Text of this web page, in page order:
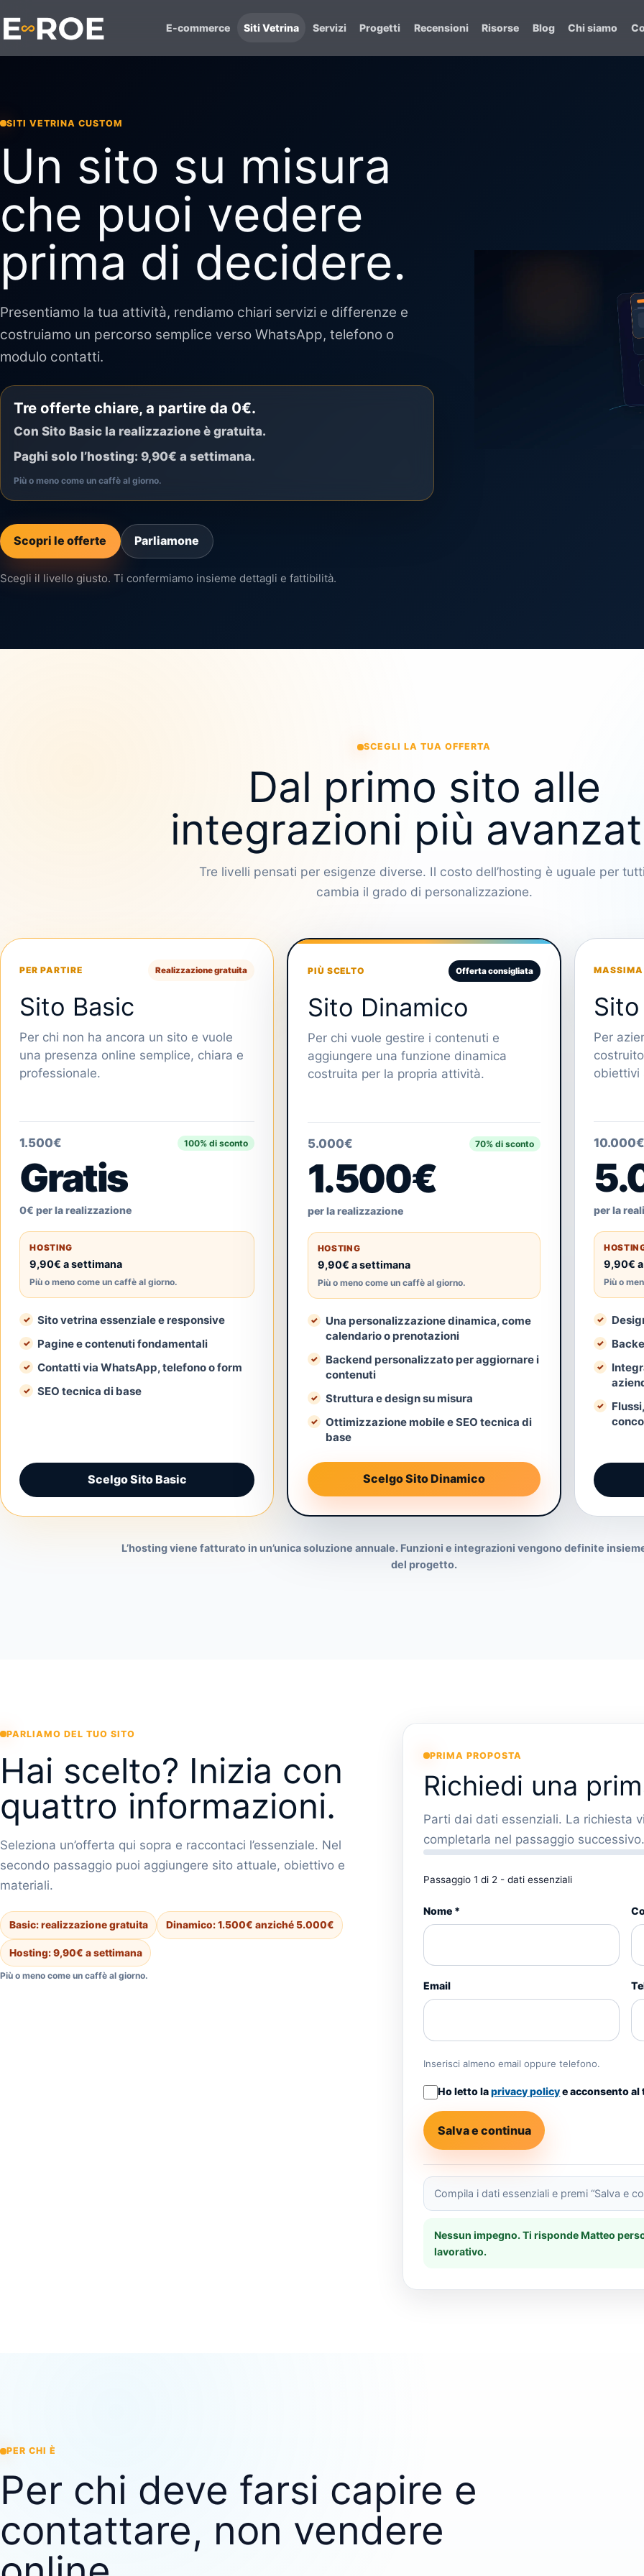
E-commerce Siti Vetrina Servizi Progetti Recensioni Risorse Blog Chi siamo
SITI VETRINA CUSTOM
Un sito su misura
che puoi vedere
prima di decidere.
Presentiamo la tua attività, rendiamo chiari servizi e differenze e
costruiamo un percorso semplice verso WhatsApp, telefono o
modulo contatti.
Tre offerte chiare, a partire da 0€.
Con Sito Basic la realizzazione è gratuita.
Paghi solo l’hosting: 9,90€ a settimana.
Più o meno come un caffè al giorno.
Scopri le offerte Parliamone
Scegli il livello giusto. Ti confermiamo insieme dettagli e fattibilità.
SCEGLI LA TUA OFFERTA
Dal primo sito alle
integrazioni più
Tre livelli pensati per esigenze diverse. Il costo dell’hosting è uguale per
cambia il grado di personalizzazione.
PER PARTIRE Realizzazione gratuita
Sito Basic
Per chi non ha ancora un sito e vuole
una presenza online semplice, chiara e
professionale.
1.500€ 100% di sconto
Gratis
0€ per la realizzazione
HOSTING
9,90€ a settimana
Più o meno come un caffè al giorno.
Sito vetrina essenziale e responsive
Pagine e contenuti fondamentali
Contatti via WhatsApp, telefono o form
SEO tecnica di base
Scelgo Sito Basic
PIÙ SCELTO Offerta consigliata
Sito Dinamico
Per chi vuole gestire i contenuti e
aggiungere una funzione dinamica
costruita per la propria attività.
5.000€ 70% di sconto
1.500€
per la realizzazione
HOSTING
9,90€ a settimana
Più o meno come un caffè al giorno.
Una personalizzazione dinamica, come
calendario o prenotazioni
Backend personalizzato per aggiornare i
contenuti
Struttura e design su misura
Ottimizzazione mobile e SEO tecnica di
base
Scelgo Sito Dinamico
Per
obiettivi
per la
9,90€
Più o
L’hosting viene fatturato in un’unica soluzione annuale. Funzioni e integrazioni vengono definite
del progetto.
PARLIAMO DEL TUO SITO
Hai scelto? Inizia con
quattro informazioni.
Seleziona un’offerta qui sopra e raccontaci l’essenziale. Nel
secondo passaggio puoi aggiungere sito attuale, obiettivo e
materiali.
Basic: realizzazione gratuita Dinamico: 1.500€ anziché 5.000€
Hosting: 9,90€ a settimana
Più o meno come un caffè al giorno.
PRIMA PROPOSTA
Richiedi una
Parti dai dati essenziali. La richiesta
completarla nel passaggio
Passaggio 1 di 2 - dati essenziali
Dati essenziali
Nome *
Email
Inserisci almeno email oppure telefono.
Ho letto laprivacy policye acconsento
Salva e continua
Compila i dati essenziali e premi “Salva e
Nessun impegno. Ti risponde Matteo
lavorativo.
PER CHI È
Per chi deve farsi capire e
contattare, non vendere